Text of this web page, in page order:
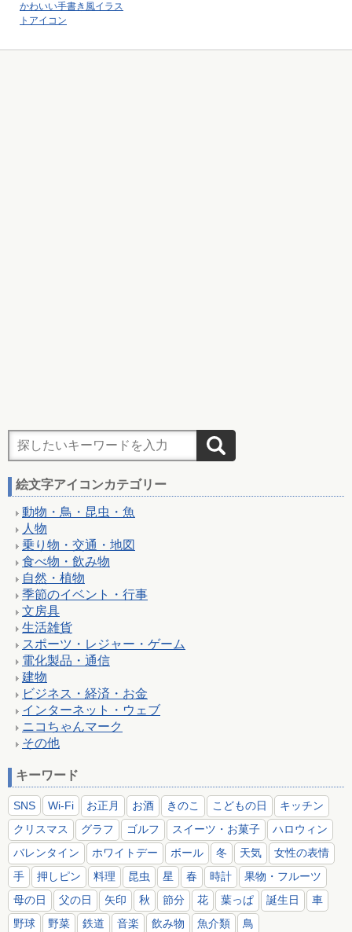
かわいい手書き風イラス
トアイコン
絵文字アイコンカテゴリー
動物・鳥・昆虫・魚
人物
乗り物・交通・地図
食べ物・飲み物
自然・植物
季節のイベント・行事
文房具
生活雑貨
スポーツ・レジャー・ゲーム
電化製品・通信
建物
ビジネス・経済・お金
インターネット・ウェブ
ニコちゃんマーク
その他
キーワード
SNS Wi-Fi お正月 お酒 きのこ こどもの日
キッチン
クリスマス
グラフ ゴルフ スイーツ・お菓子
ハロウィン
バレンタイン
ホワイトデー ボール 冬 天気
女性の表情
手
押しピン 料理 昆虫 星 春 時計
果物・フルーツ
母の日
父の日 矢印 秋 節分 花 葉っぱ 誕生日
車
野球
野菜 鉄道 音楽 飲み物 魚介類 鳥